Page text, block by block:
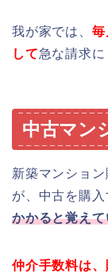
我が家では、 毎
して急な請求に
中古マン
新築マンショ
が、中古を購
かかると覚え
仲介手数料は、